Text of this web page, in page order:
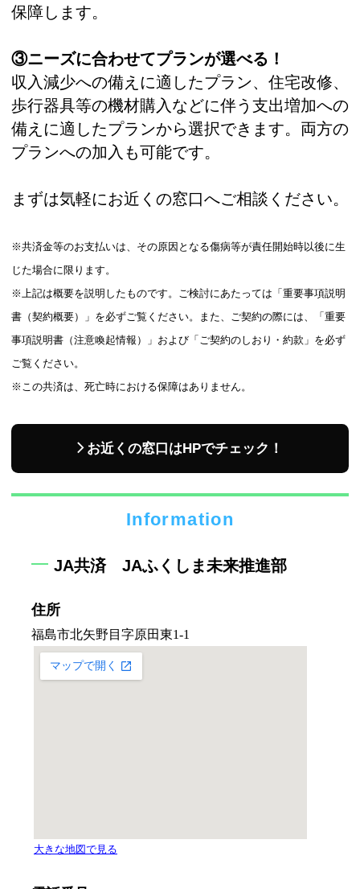
保障します。
③ニーズに合わせてプランが選べる！
収入減少への備えに適したプラン、住宅改修、
歩行器具等の機材購入などに伴う支出増加への
備えに適したプランから選択できます。両方の
プランへの加入も可能です。
まずは気軽にお近くの窓口へご相談ください。
※共済金等のお支払いは、その原因となる傷病等が責任開始時以後に生
じた場合に限ります。
※上記は概要を説明したものです。ご検討にあたっては「重要事項説明
書（契約概要）」を必ずご覧ください。また、ご契約の際には、「重要
事項説明書（注意喚起情報）」および「ご契約のしおり・約款」を必ず
ご覧ください。
※この共済は、死亡時における保障はありません。
お近くの窓口はHPでチェック！
Information
JA共済 JAふくしま未来推進部
住所